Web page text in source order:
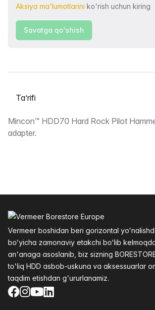
Aksiya ma'lumotlarini ko'rish uchun kiring
Savatga qo'shish
Yorliqni tanlash
Taʼrifi
Mincon™ HDD70 Hard Rock Pilot
adapter.
Vermeer boshidan beri gorizontal
boʻyicha zamonaviy etakchi boʻlib
an'anaga asoslanib, biz sizning
to'liq HDD asbob-uskuna va aksessuarlar
taqdim etishdan g'ururlanamiz.
Facebook
Instagram
YouTube
LinkedIn